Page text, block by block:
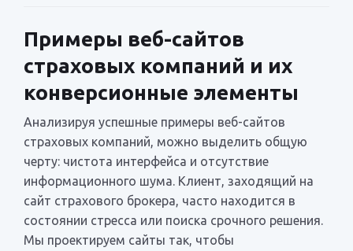
Примеры веб-сайтов
страховых компаний и их
конверсионные элементы
Анализируя успешные примеры веб-сайтов
страховых компаний, можно выделить общую
черту: чистота интерфейса и отсутствие
информационного шума. Клиент, заходящий на
сайт страхового брокера, часто находится в
состоянии стресса или поиска срочного решения.
Мы проектируем сайты так, чтобы